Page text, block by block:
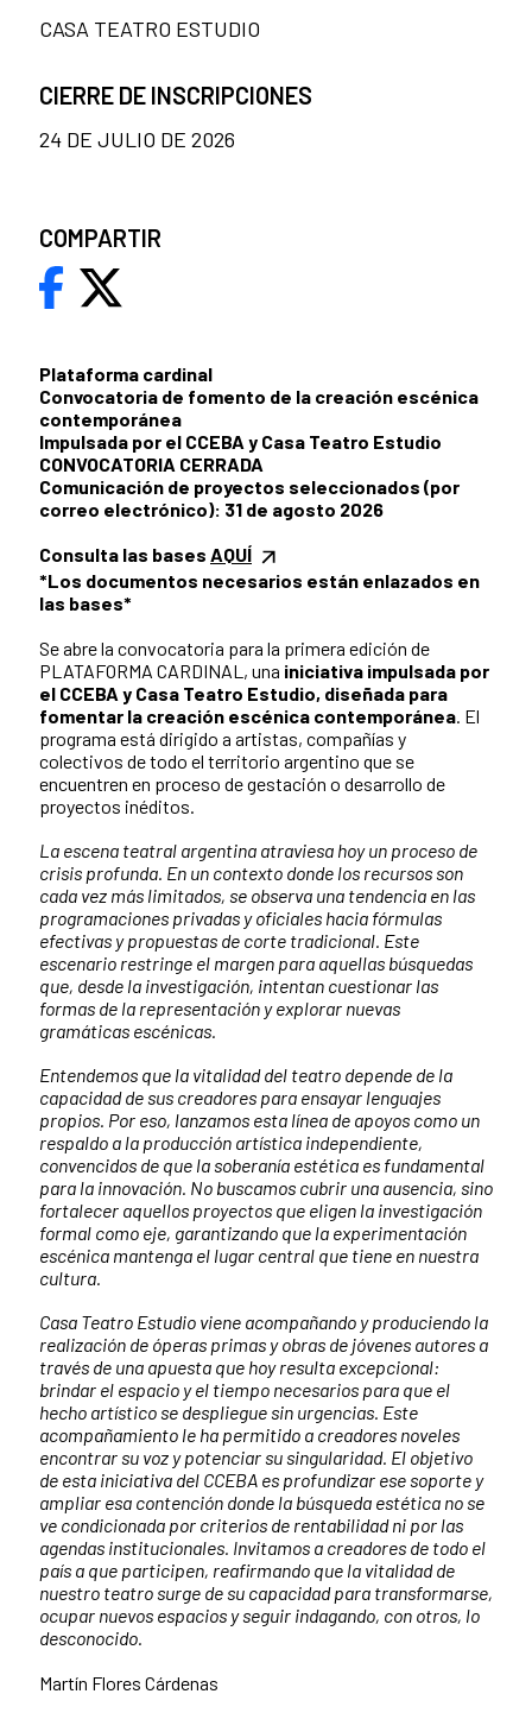
Plataforma cardinal
Convocatoria de fomento de la creación escénica
contemporánea
Impulsada por el CCEBA y Casa Teatro Estudio
CONVOCATORIA CERRADA
Comunicación de proyectos seleccionados (por
correo electrónico): 31 de agosto 2026
Consulta las bases AQUÍ
*Los documentos necesarios están enlazados en
las bases*
Se abre la convocatoria para la primera edición de
PLATAFORMA CARDINAL, una iniciativa impulsada por
el CCEBA y Casa Teatro Estudio, diseñada para
fomentar la creación escénica contemporánea. El
programa está dirigido a artistas, compañías y
colectivos de todo el territorio argentino que se
encuentren en proceso de gestación o desarrollo de
proyectos inéditos.
La escena teatral argentina atraviesa hoy un proceso de
crisis profunda. En un contexto donde los recursos son
cada vez más limitados, se observa una tendencia en las
programaciones privadas y oficiales hacia fórmulas
efectivas y propuestas de corte tradicional. Este
escenario restringe el margen para aquellas búsquedas
que, desde la investigación, intentan cuestionar las
formas de la representación y explorar nuevas
gramáticas escénicas.
Entendemos que la vitalidad del teatro depende de la
capacidad de sus creadores para ensayar lenguajes
propios. Por eso, lanzamos esta línea de apoyos como un
respaldo a la producción artística independiente,
convencidos de que la soberanía estética es fundamental
para la innovación. No buscamos cubrir una ausencia, sino
fortalecer aquellos proyectos que eligen la investigación
formal como eje, garantizando que la experimentación
escénica mantenga el lugar central que tiene en nuestra
cultura.
Casa Teatro Estudio viene acompañando y produciendo la
realización de óperas primas y obras de jóvenes autores a
través de una apuesta que hoy resulta excepcional:
brindar el espacio y el tiempo necesarios para que el
hecho artístico se despliegue sin urgencias. Este
acompañamiento le ha permitido a creadores noveles
encontrar su voz y potenciar su singularidad. El objetivo
de esta iniciativa del CCEBA es profundizar ese soporte y
ampliar esa contención donde la búsqueda estética no se
ve condicionada por criterios de rentabilidad ni por las
agendas institucionales. Invitamos a creadores de todo el
país a que participen, reafirmando que la vitalidad de
nuestro teatro surge de su capacidad para transformarse,
ocupar nuevos espacios y seguir indagando, con otros, lo
desconocido.
Martín Flores Cárdenas
CASA TEATRO ESTUDIO
CIERRE DE INSCRIPCIONES
24 DE JULIO DE 2026
COMPARTIR